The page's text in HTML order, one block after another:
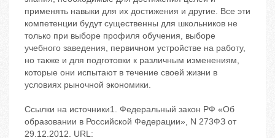
Ссылки на источники1. Федеральный закон РФ «Об
образовании в Российской Федерации», N 273ФЗ от
29.12.2012. URL: